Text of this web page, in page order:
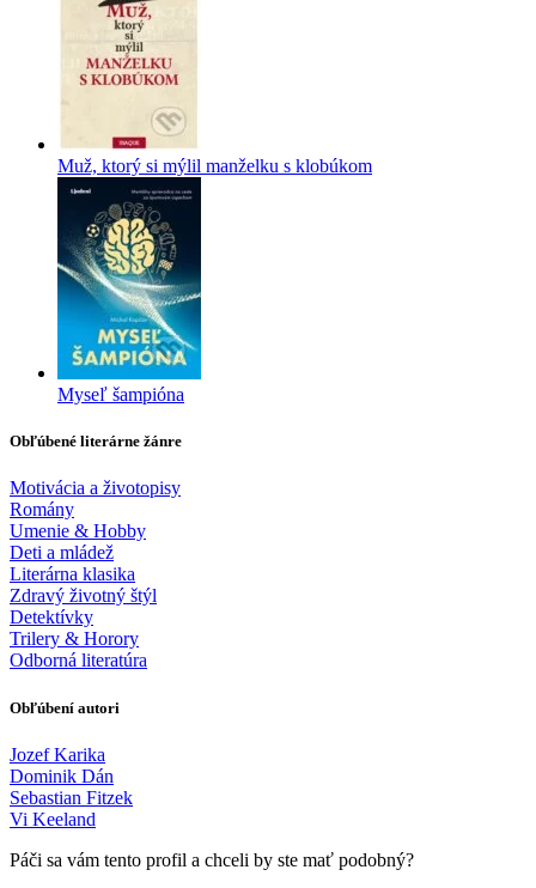
Muž, ktorý si mýlil manželku s klobúkom
Myseľ šampióna
Obľúbené literárne žánre
Motivácia a životopisy
Romány
Umenie & Hobby
Deti a mládež
Literárna klasika
Zdravý životný štýl
Detektívky
Trilery & Horory
Odborná literatúra
Obľúbení autori
Jozef Karika
Dominik Dán
Sebastian Fitzek
Vi Keeland
Páči sa vám tento profil a chceli by ste mať podobný?